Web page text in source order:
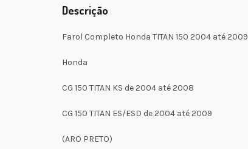
Descrição
Farol Completo Honda TITAN 150 2004 até 2009
Honda
CG 150 TITAN KS de 2004 até 2008
CG 150 TITAN ES/ESD de 2004 até 2009
(ARO PRETO)